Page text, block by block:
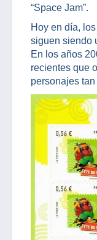
“Space Jam”.
Hoy en día,
siguen siendo
En los años
recientes que
personajes